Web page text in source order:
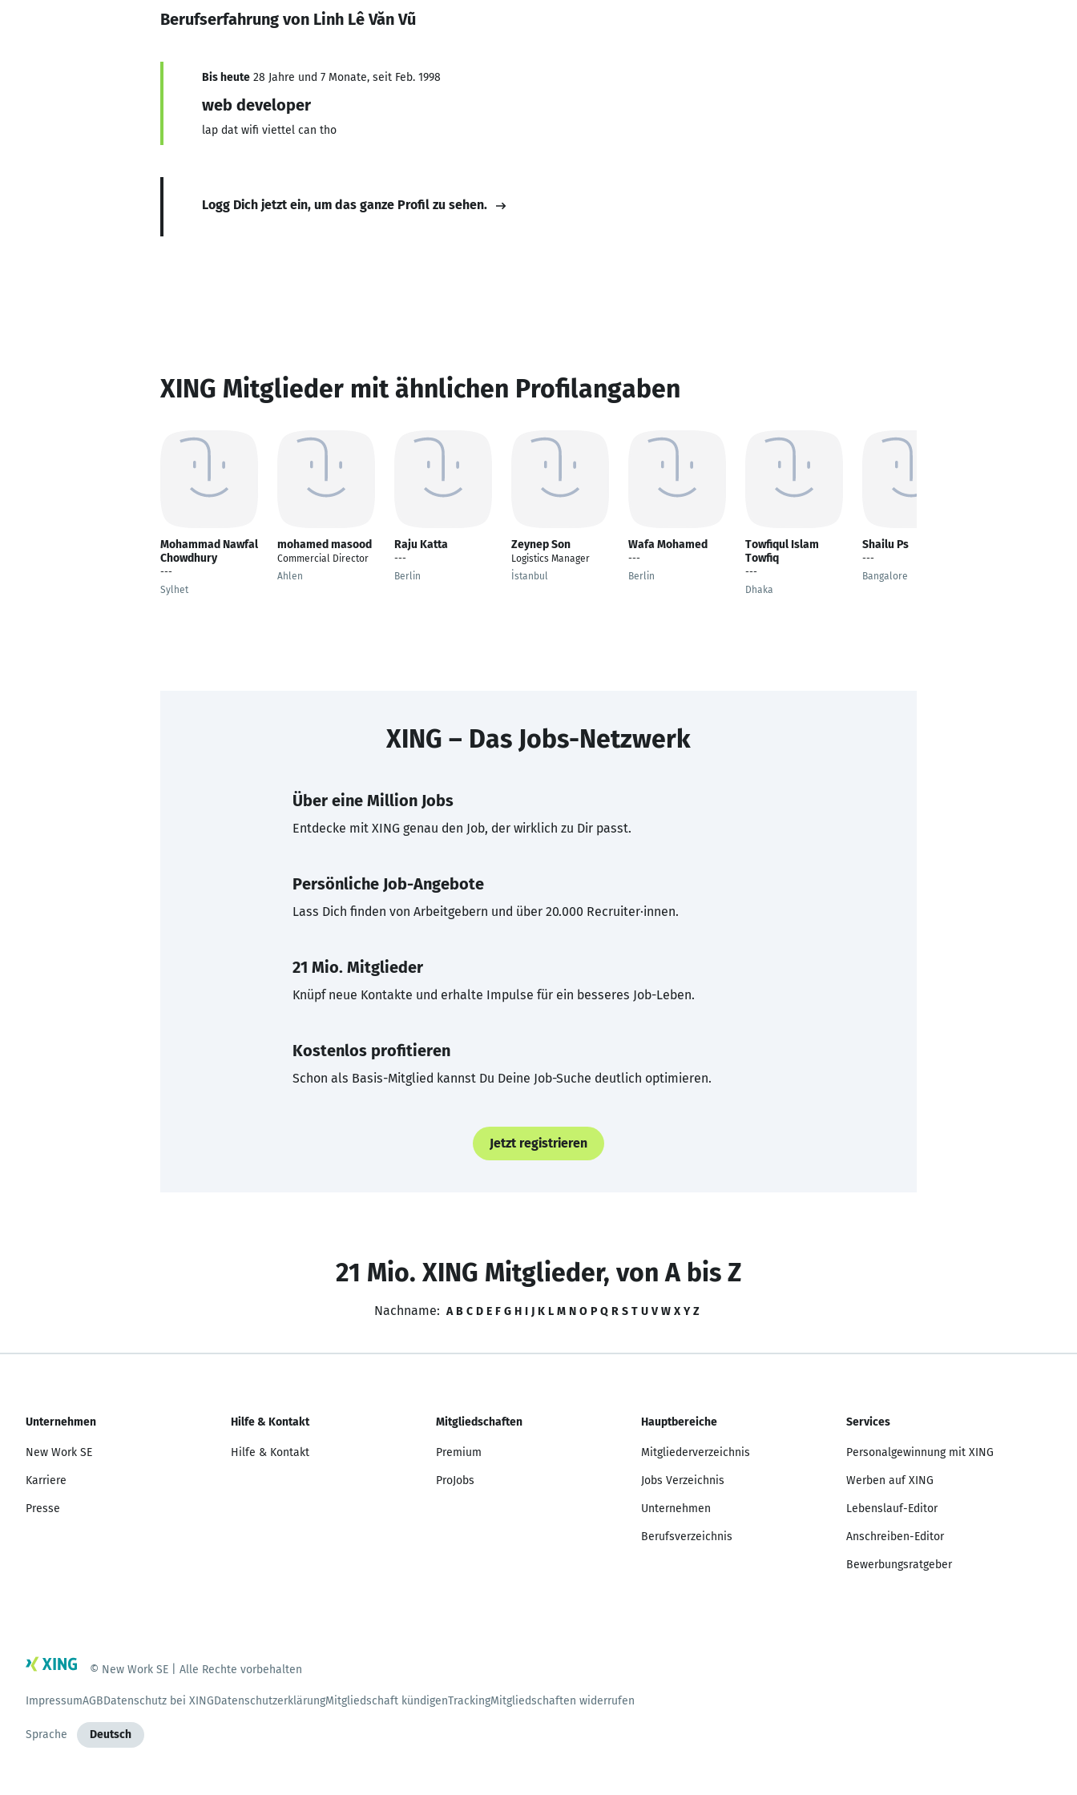
Berufserfahrung von Linh Lê Văn Vũ
Bis heute 28 Jahre und 7 Monate, seit Feb. 1998
web developer
lap dat wifi viettel can tho
Logg Dich jetzt ein, um das ganze Profil zu sehen.
XING Mitglieder mit ähnlichen Profilangaben
Mohammad Nawfal
Chowdhury
---
Sylhet
mohamed masood
Commercial Director
Ahlen
Raju Katta
---
Berlin
Zeynep Son
Logistics Manager
İstanbul
Wafa Mohamed
---
Berlin
Towfiqul Islam
Towfiq
---
Dhaka
Shailu Ps
---
Bangalore
XING – Das Jobs-Netzwerk
Über eine Million Jobs
Entdecke mit XING genau den Job, der wirklich zu Dir passt.
Persönliche Job-Angebote
Lass Dich finden von Arbeitgebern und über 20.000 Recruiter·innen.
21 Mio. Mitglieder
Knüpf neue Kontakte und erhalte Impulse für ein besseres Job-Leben.
Kostenlos profitieren
Schon als Basis-Mitglied kannst Du Deine Job-Suche deutlich optimieren.
Jetzt registrieren
21 Mio. XING Mitglieder, von A bis Z
Nachname: A B C D E F G H I J K L M N O P Q R S T U V W X Y Z
Unternehmen
New Work SE
Karriere
Presse
Hilfe & Kontakt
Hilfe & Kontakt
Mitgliedschaften
Premium
ProJobs
Hauptbereiche
Mitgliederverzeichnis
Jobs Verzeichnis
Unternehmen
Berufsverzeichnis
Services
Personalgewinnung mit XING
Werben auf XING
Lebenslauf-Editor
Anschreiben-Editor
Bewerbungsratgeber
© New Work SE | Alle Rechte vorbehalten
ImpressumAGBDatenschutz bei XINGDatenschutzerklärungMitgliedschaft kündigenTrackingMitgliedschaften widerrufen
Sprache Deutsch